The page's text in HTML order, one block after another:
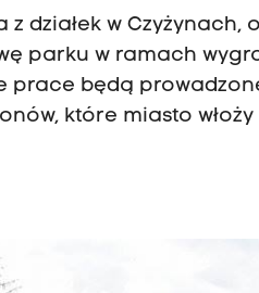
z działek w
parku w ramach
prace będą
które miasto